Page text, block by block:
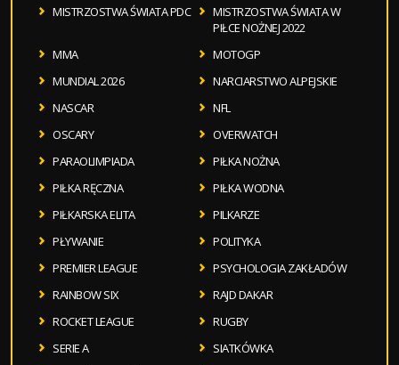
MISTRZOSTWA ŚWIATA PDC
MISTRZOSTWA ŚWIATA W
PIŁCE NOŻNEJ 2022
MMA
MOTOGP
MUNDIAL 2026
NARCIARSTWO ALPEJSKIE
NASCAR
NFL
OSCARY
OVERWATCH
PARAOLIMPIADA
PIŁKA NOŻNA
PIŁKA RĘCZNA
PIŁKA WODNA
PIŁKARSKA ELITA
PILKARZE
PŁYWANIE
POLITYKA
PREMIER LEAGUE
PSYCHOLOGIA ZAKŁADÓW
RAINBOW SIX
RAJD DAKAR
ROCKET LEAGUE
RUGBY
SERIE A
SIATKÓWKA